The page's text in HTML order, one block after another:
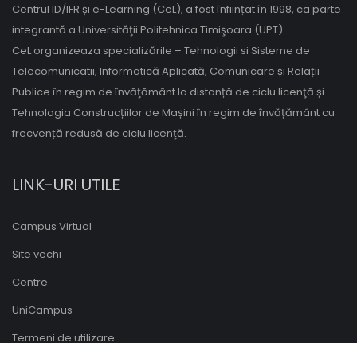
Centrul ID/IFR și e-Learning (CeL), a fost înființat în 1998, ca parte
integrantă a Universităţii Politehnica Timişoara (UPT).
CeL organizeaza specializările – Tehnologii si Sisteme de
Telecomunicatii, Informatică Aplicată, Comunicare și Relații
Publice în regim de învăţământ la distanță de ciclu licenţă și
Tehnologia Construcțiilor de Mașini în regim de învățământ cu
frecvență redusă de ciclu licenţă.
LINK-URI UTILE
Campus Virtual
Site vechi
Centre
UniCampus
Termeni de utilizare